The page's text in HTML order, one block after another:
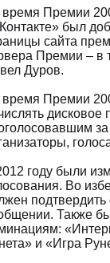
Премии
был
сайта
Премии – в
Дуров.
время Премии
дисковое
за
году были
Во
подтвердить
Также
и «Игра